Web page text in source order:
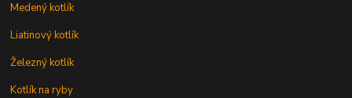
Medený kotlík
Liatinový kotlík
Železný kotlík
Kotlík na ryby